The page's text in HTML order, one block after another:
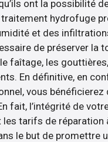
ont la possibilité
traitement hydrofuge
et des
de préserver la
faîtage, les
En définitive, en
vous bénéficierez
fait, l’intégrité de
les tarifs de réparation
le but de promettre